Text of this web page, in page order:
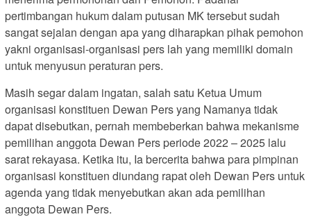
pertimbangan hukum dalam putusan MK tersebut sudah
sangat sejalan dengan apa yang diharapkan pihak pemohon
yakni organisasi-organisasi pers lah yang memiliki domain
untuk menyusun peraturan pers.
Masih segar dalam ingatan, salah satu Ketua Umum
organisasi konstituen Dewan Pers yang Namanya tidak
dapat disebutkan, pernah membeberkan bahwa mekanisme
pemilihan anggota Dewan Pers periode 2022 – 2025 lalu
sarat rekayasa. Ketika itu, Ia bercerita bahwa para pimpinan
organisasi konstituen diundang rapat oleh Dewan Pers untuk
agenda yang tidak menyebutkan akan ada pemilihan
anggota Dewan Pers.